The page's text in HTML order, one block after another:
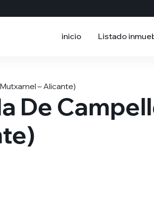
inicio Listado
– Alicante)
De